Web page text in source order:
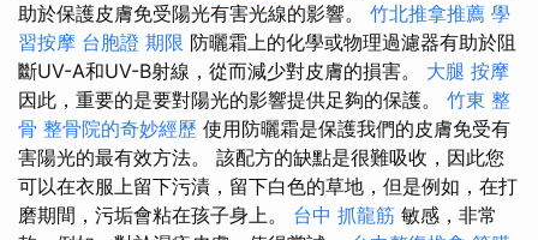
助於保護皮膚免受陽光有害光線的影響。 竹北推拿推薦 學
習按摩 台胞證 期限 防曬霜上的化學或物理過濾器有助於阻
斷​​UV-A和UV-B射線，從而減少對皮膚的損害。 大腿 按摩
因此，重要的是要對陽光的影響提供足夠的保護。 竹東 整
骨 整骨院的奇妙經歷 使用防曬霜是保護我們的皮膚免受有
害陽光的最有效方法。 該配方的缺點是很難吸收，因此您
可以在衣服上留下污漬，留下白色的草地，但是例如，在打
磨期間，污垢會粘在孩子身上。 台中 抓龍筋 敏感，非常